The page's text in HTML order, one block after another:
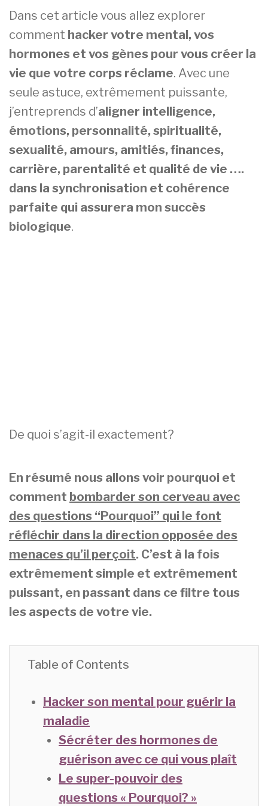
Dans cet article vous allez explorer
comment hacker votre mental, vos
hormones et vos gènes pour vous créer la
vie que votre corps réclame. Avec une
seule astuce, extrêmement puissante,
j’entreprends d’aligner intelligence,
émotions, personnalité, spiritualité,
sexualité, amours, amitiés, finances,
carrière, parentalité et qualité de vie ….
dans la synchronisation et cohérence
parfaite qui assurera mon succès
biologique.
De quoi s’agit-il exactement?
En résumé nous allons voir pourquoi et
comment bombarder son cerveau avec
des questions “Pourquoi” qui le font
réfléchir dans la direction opposée des
menaces qu’il perçoit. C’est à la fois
extrêmement simple et extrêmement
puissant, en passant dans ce filtre tous
les aspects de votre vie.
Table of Contents
Hacker son mental pour guérir la
maladie
Sécréter des hormones de
guérison avec ce qui vous plaît
Le super-pouvoir des
questions « Pourquoi? »